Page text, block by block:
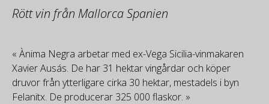
Rött vin från Mallorca Spanien
« Ànima Negra arbetar med ex-Vega Sicilia-vinmakaren
Xavier Ausás. De har 31 hektar vingårdar och köper
druvor från ytterligare cirka 30 hektar, mestadels i byn
Felanitx. De producerar 325 000 flaskor. »